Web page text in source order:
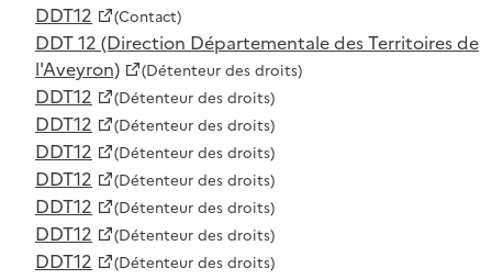
DDT12
(Contact)
DDT 12 (Direction Départementale des Territoires de
l'Aveyron)
(Détenteur des droits)
DDT12 (Détenteur des droits)
DDT12 (Détenteur des droits)
DDT12 (Détenteur des droits)
DDT12 (Détenteur des droits)
DDT12 (Détenteur des droits)
DDT12 (Détenteur des droits)
DDT12 (Détenteur des droits)